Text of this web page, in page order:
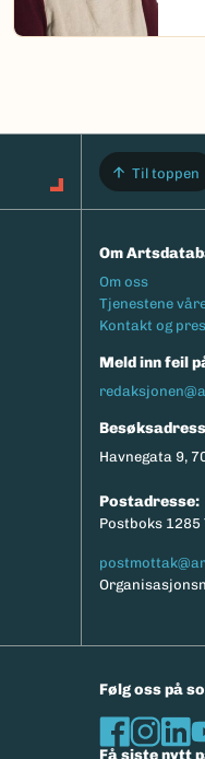
Til toppen
Om
Footermeny
Om oss
Tjenestene
Kontakt og
Meld inn feil
Havnegata 9,
Postadresse:
Postboks 1285
Følg oss på
Få siste nytt